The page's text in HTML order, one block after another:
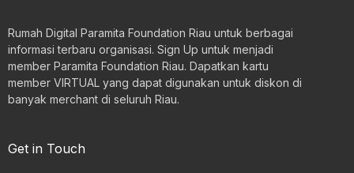
Rumah Digital Paramita Foundation Riau untuk berbagai
informasi terbaru organisasi. Sign Up untuk menjadi
member Paramita Foundation Riau. Dapatkan kartu
member VIRTUAL yang dapat digunakan untuk diskon di
banyak merchant di seluruh Riau.
Get in Touch